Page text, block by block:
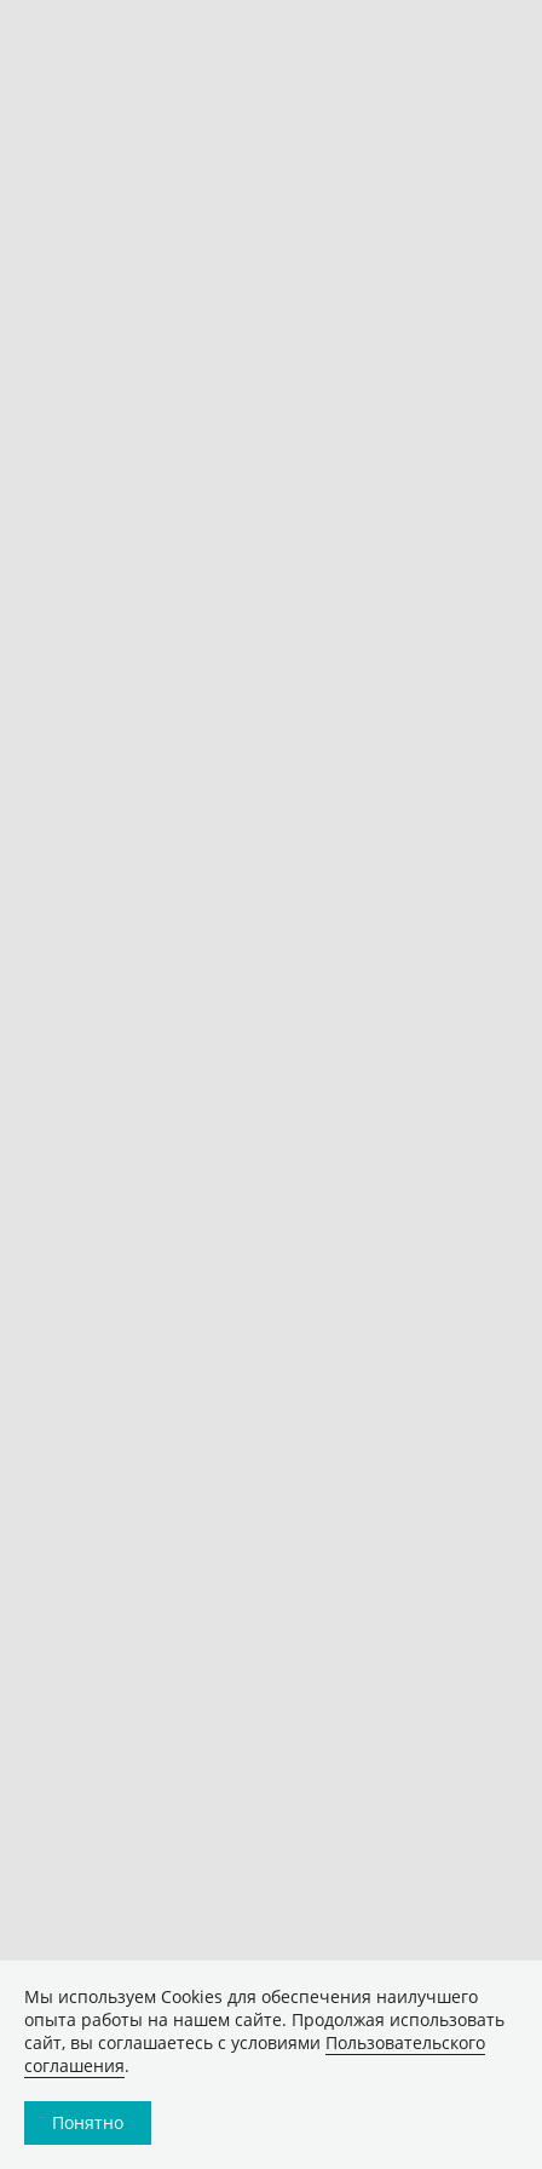
Мы используем Сookies для обеспечения наилучшего
опыта работы на нашем сайте. Продолжая использовать
сайт, вы соглашаетесь с условиями Пользовательского
соглашения.
Понятно